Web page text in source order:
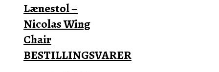
Lænestol –
Nicolas Wing
Chair
BESTILLINGSVARER